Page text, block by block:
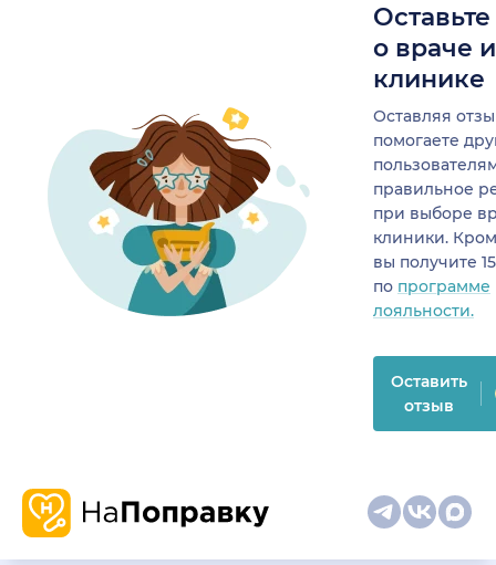
о враче
клинике
Оставляя
помогаете
правильное
при выборе
клиники.
вы получите
по программе
лояльности.
Оставить
отзыв